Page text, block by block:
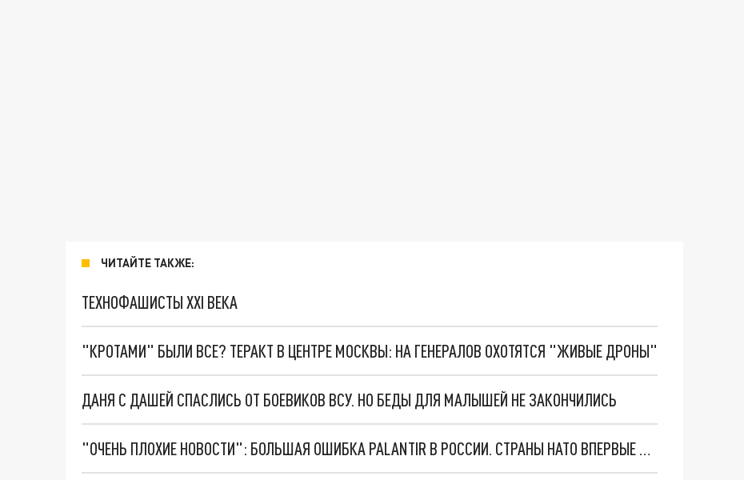
ЧИТАЙТЕ ТАКЖЕ:
ТЕХНОФАШИСТЫ XXI ВЕКА
"КРОТАМИ" БЫЛИ ВСЕ? ТЕРАКТ В ЦЕНТРЕ МОСКВЫ: НА ГЕНЕРАЛОВ ОХОТЯТСЯ "ЖИВЫЕ ДРОНЫ"
ДАНЯ С ДАШЕЙ СПАСЛИСЬ ОТ БОЕВИКОВ ВСУ. НО БЕДЫ ДЛЯ МАЛЫШЕЙ НЕ ЗАКОНЧИЛИСЬ
"ОЧЕНЬ ПЛОХИЕ НОВОСТИ": БОЛЬШАЯ ОШИБКА PALANTIR В РОССИИ. СТРАНЫ НАТО ВПЕРВЫЕ ЗА СВО ОСТАНОВИЛИ ПОСТАВКИ ОРУЖИЯ. ВСУ ТЕРЯЮТ ПРИГРАНИЧЬЕ?